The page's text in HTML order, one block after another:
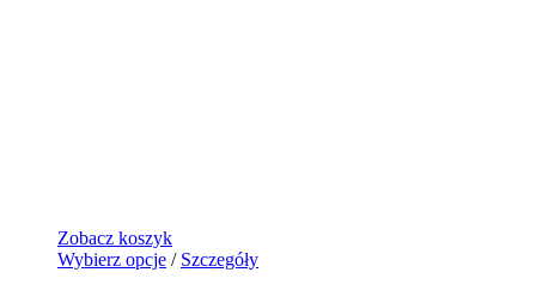
Zobacz koszyk
Wybierz opcje / Szczegóły